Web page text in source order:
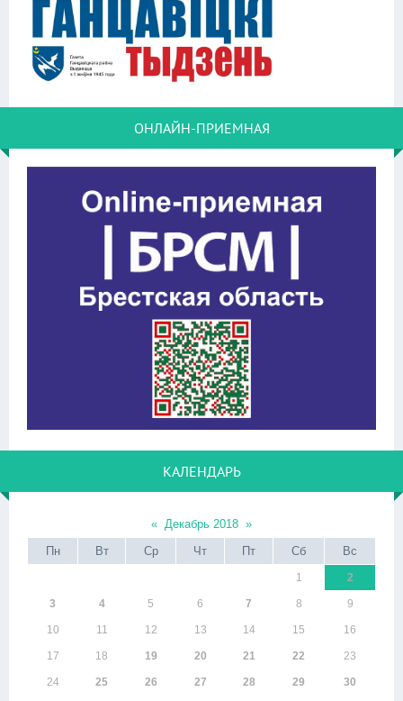
ОНЛАЙН-ПРИЕМНАЯ
КАЛЕНДАРЬ
« Декабрь 2018 »
Пн
Вт Ср Чт Пт Сб Вс
1 2
3 4 5 6 7 8 9
10 11 12 13 14 15 16
17 18 19 20 21 22 23
24 25 26 27 28 29 30